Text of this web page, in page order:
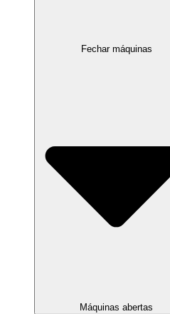
Fechar máquinas
Máquinas abertas